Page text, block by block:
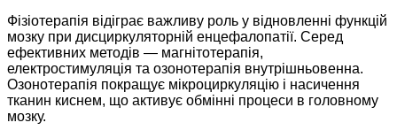
Фізіотерапія відіграє важливу роль у відновленні функцій
мозку при дисциркуляторній енцефалопатії. Серед
ефективних методів — магнітотерапія,
електростимуляція та озонотерапія внутрішньовенна.
Озонотерапія покращує мікроциркуляцію і насичення
тканин киснем, що активує обмінні процеси в головному
мозку.